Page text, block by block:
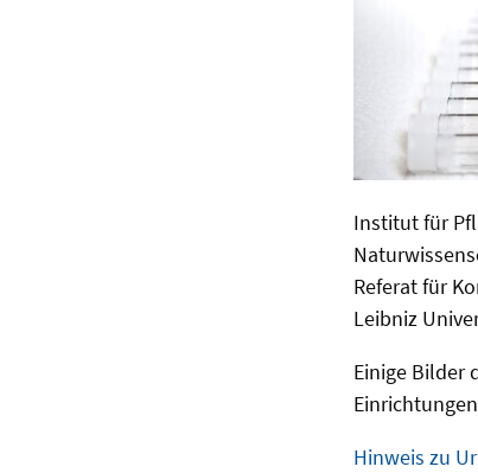
Institut für
Referat für
Leibniz
Einige Bilder
Hinweis zu